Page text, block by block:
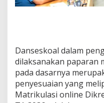
Danseskoal dalam
dilaksanakan paparan
pada dasarnya
penyesuaian yang
Matrikulasi online